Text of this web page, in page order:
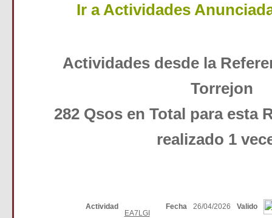
Ir a Actividades
Actividades desde la
Torrejon
282 Qsos en Total para esta
realizado 1
Actividad
EA7LGI
Fecha 26/04/2026 Valido